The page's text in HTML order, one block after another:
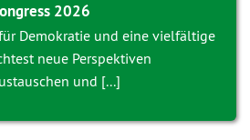
2026
Demokratie und eine vielfältige
neue Perspektiven
und [...]